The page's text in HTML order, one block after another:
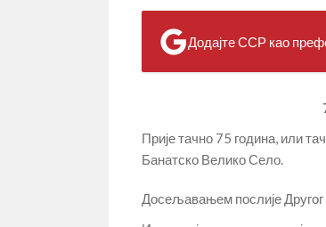
Додајте ССР као
Прије тачно 75 година, или
Банатско Велико Село.
Досељавањем послије Другог